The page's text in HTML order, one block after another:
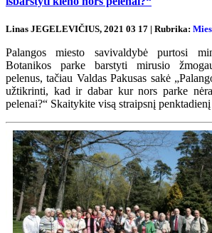
Linas JEGELEVIČIUS, 2021 03 17 | Rubrika:
Palangos miesto savivaldybė purtosi
Botanikos parke barstyti mirusio
pelenus, tačiau Valdas Pakusas sakė
užtikrinti, kad ir dabar kur nors parke
pelenai?“ Skaitykite visą straipsnį